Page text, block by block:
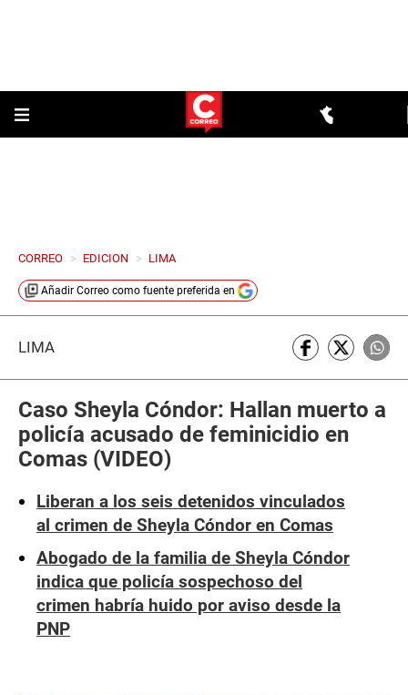
CORREO > EDICION > LIMA
Añadir Correo como fuente preferida en
LIMA
Caso Sheyla Cóndor: Hallan muerto a
policía acusado de feminicidio en
Comas (VIDEO)
Liberan a los seis detenidos vinculados
al crimen de Sheyla Cóndor en Comas
Abogado de la familia de Sheyla Cóndor
indica que policía sospechoso del
crimen habría huido por aviso desde la
PNP